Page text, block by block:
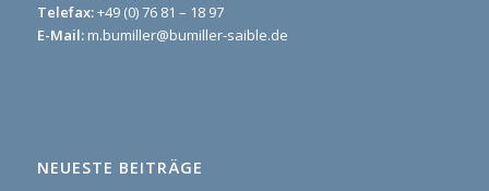
Telefax:+49 (0) 76 81 – 18 97
E-Mail: m.bumiller@bumiller-saible.de
NEUESTE BEITRÄGE